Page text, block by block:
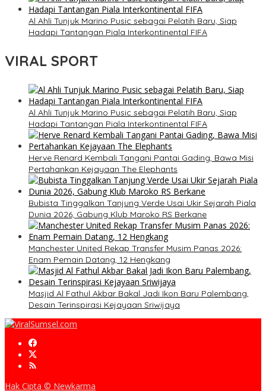
Al Ahli Tunjuk Marino Pusic sebagai Pelatih Baru, Siap
Hadapi Tantangan Piala Interkontinental FIFA
VIRAL SPORT
Al Ahli Tunjuk Marino Pusic sebagai Pelatih Baru, Siap
Hadapi Tantangan Piala Interkontinental FIFA
Herve Renard Kembali Tangani Pantai Gading, Bawa Misi
Pertahankan Kejayaan The Elephants
Bubista Tinggalkan Tanjung Verde Usai Ukir Sejarah Piala
Dunia 2026, Gabung Klub Maroko RS Berkane
Manchester United Rekap Transfer Musim Panas 2026:
Enam Pemain Datang, 12 Hengkang
Masjid Al Fathul Akbar Bakal Jadi Ikon Baru Palembang,
Desain Terinspirasi Kejayaan Sriwijaya
Hak Cipta © Newkarma